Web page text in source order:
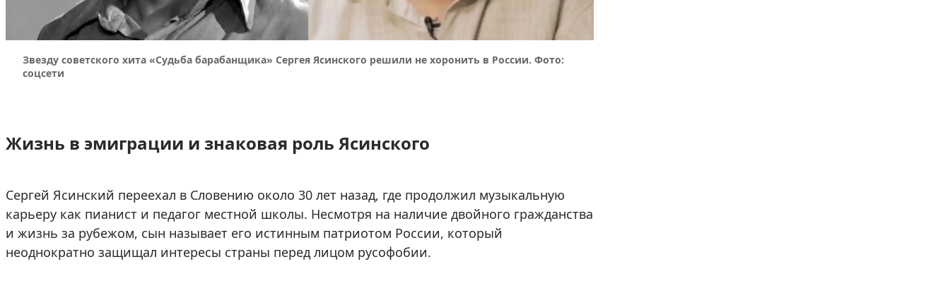
Звезду советского хита «Судьба барабанщика» Сергея Ясинского решили не хоронить в России. Фото:
соцсети
Жизнь в эмиграции и знаковая роль Ясинского
Сергей Ясинский переехал в Словению около 30 лет назад, где продолжил музыкальную
карьеру как пианист и педагог местной школы. Несмотря на наличие двойного гражданства
и жизнь за рубежом, сын называет его истинным патриотом России, который
неоднократно защищал интересы страны перед лицом русофобии.